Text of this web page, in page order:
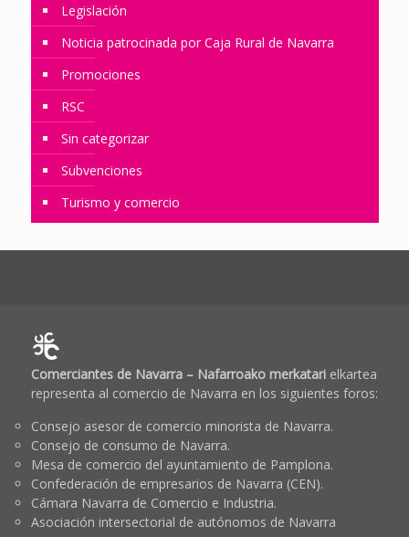
Legislación
Noticia patrocinada por Caja Rural de Navarra
Promociones
RSC
Sin categorizar
Subvenciones
Turismo y comercio
Comerciantes de Navarra – Nafarroako merkatarielkartea
representa al comercio de Navarra en los siguientes foros:
Consejo asesor de comercio minorista de Navarra.
Consejo de consumo de Navarra.
Mesa de comercio del ayuntamiento de Pamplona.
Confederación de empresarios de Navarra (CEN).
Cámara Navarra de Comercio e Industria.
Asociación intersectorial de autónomos de Navarra